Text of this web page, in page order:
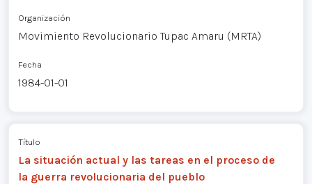
Organización
Movimiento Revolucionario Tupac Amaru (MRTA)
Fecha
1984-01-01
Título
La situación actual y las tareas en el proceso de
la guerra revolucionaria del pueblo